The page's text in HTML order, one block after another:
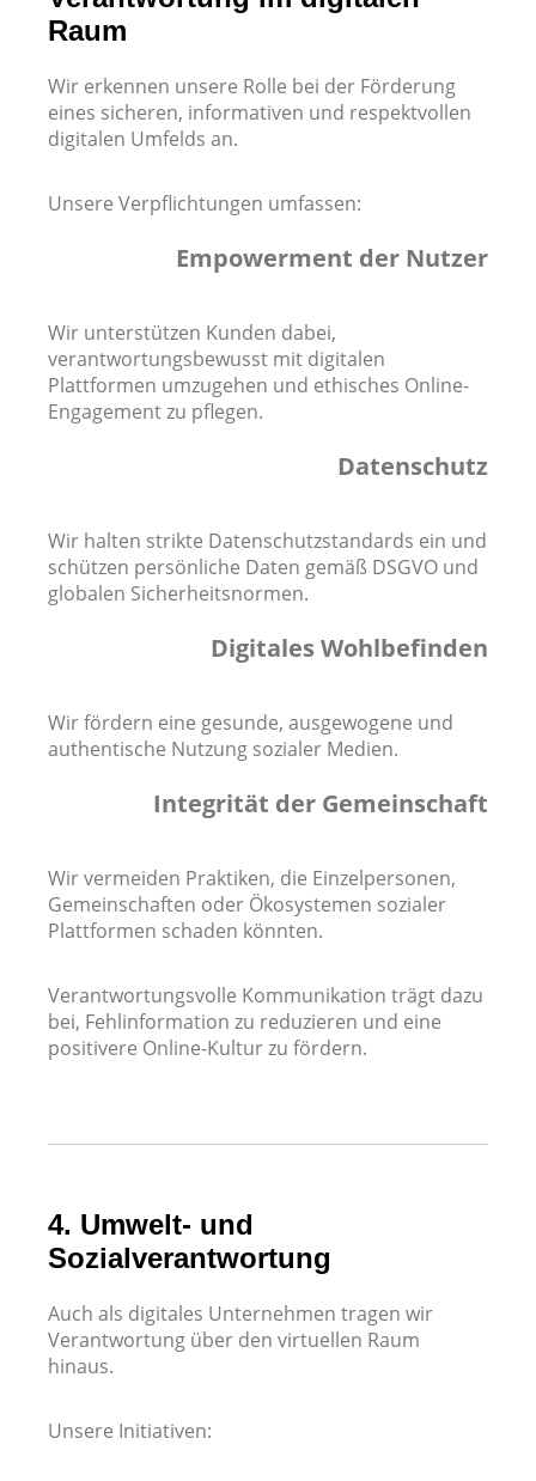
Raum
Wir erkennen unsere Rolle bei der Förderung
eines sicheren, informativen und respektvollen
digitalen Umfelds an.
Unsere Verpflichtungen umfassen:
Empowerment der Nutzer
Wir unterstützen Kunden dabei,
verantwortungsbewusst mit digitalen
Plattformen umzugehen und ethisches Online-
Engagement zu pflegen.
Datenschutz
Wir halten strikte Datenschutzstandards ein und
schützen persönliche Daten gemäß DSGVO und
globalen Sicherheitsnormen.
Digitales Wohlbefinden
Wir fördern eine gesunde, ausgewogene und
authentische Nutzung sozialer Medien.
Integrität der Gemeinschaft
Wir vermeiden Praktiken, die Einzelpersonen,
Gemeinschaften oder Ökosystemen sozialer
Plattformen schaden könnten.
Verantwortungsvolle Kommunikation trägt dazu
bei, Fehlinformation zu reduzieren und eine
positivere Online-Kultur zu fördern.
4. Umwelt- und
Sozialverantwortung
Auch als digitales Unternehmen tragen wir
Verantwortung über den virtuellen Raum
hinaus.
Unsere Initiativen: